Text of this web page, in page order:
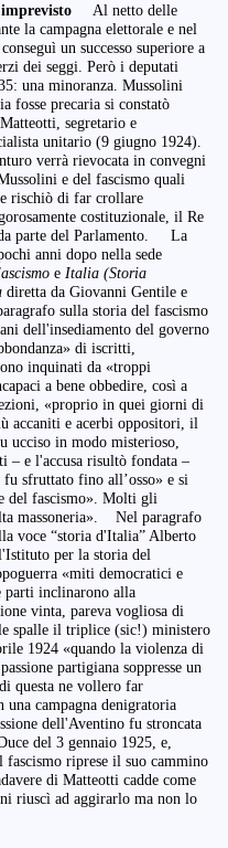
Al netto delle
la campagna elettorale e nel
un successo superiore a
dei seggi. Però i deputati
una minoranza. Mussolini
fosse precaria si constatò
segretario e
unitario (9 giugno 1924).
verrà rievocata in convegni
e del fascismo quali
rischiò di far crollare
costituzionale, il Re
da parte del Parlamento. La
anni dopo nella sede
e Italia (Storia
diretta da Giovanni Gentile e
sulla storia del fascismo
dell'insediamento del governo
di iscritti,
inquinati da «troppi
a bene obbedire, così a
«proprio in quei giorni di
accaniti e acerbi oppositori, il
ucciso in modo misterioso,
– e l'accusa risultò fondata –
sfruttato fino all’osso» e si
del fascismo». Molti gli
massoneria». Nel paragrafo
voce “storia d'Italia” Alberto
per la storia del
«miti democratici e
parti inclinarono alla
vinta, pareva vogliosa di
spalle il triplice (sic!) ministero
1924 «quando la violenza di
partigiana soppresse un
questa ne vollero far
una campagna denigratoria
dell'Aventino fu stroncata
del 3 gennaio 1925, e,
riprese il suo cammino
di Matteotti cadde come
riuscì ad aggirarlo ma non lo